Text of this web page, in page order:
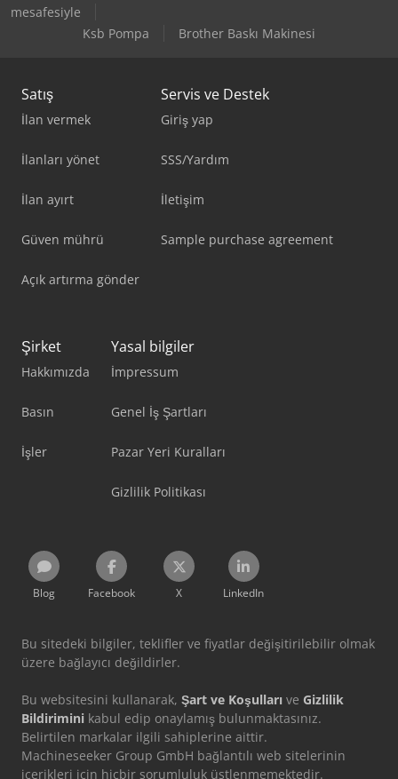
mesafesiyle
Ksb Pompa
Brother Baskı Makinesi
Satış
İlan vermek
İlanları yönet
İlan ayırt
Güven mührü
Açık artırma gönder
Servis ve Destek
Giriş yap
SSS/Yardım
İletişim
Sample purchase agreement
Şirket
Hakkımızda
Basın
İşler
Yasal bilgiler
İmpressum
Genel İş Şartları
Pazar Yeri Kuralları
Gizlilik Politikası
Blog Facebook X LinkedIn
Bu sitedeki bilgiler, teklifler ve fiyatlar değişitirilebilir olmak
üzere bağlayıcı değildirler.
Bu websitesini kullanarak, Şart ve Koşulları ve Gizlilik
Bildirimini kabul edip onaylamış bulunmaktasınız.
Belirtilen markalar ilgili sahiplerine aittir.
Machineseeker Group GmbH bağlantılı web sitelerinin
içerikleri için hiçbir sorumluluk üstlenmemektedir.